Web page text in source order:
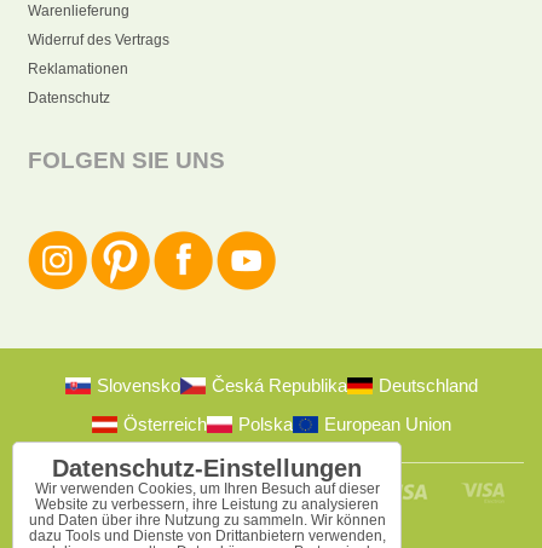
Warenlieferung
Widerruf des Vertrags
Reklamationen
Datenschutz
FOLGEN SIE UNS
Slovensko Česká Republika
Deutschland
Österreich
Polska European Union
Datenschutz-Einstellungen
Wir verwenden Cookies, um Ihren Besuch auf dieser
Website zu verbessern, ihre Leistung zu analysieren
und Daten über ihre Nutzung zu sammeln. Wir können
dazu Tools und Dienste von Drittanbietern verwenden,